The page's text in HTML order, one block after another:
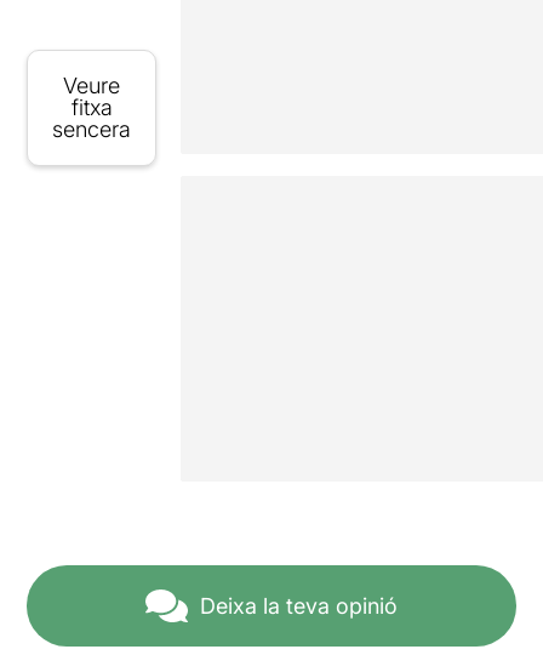
Veure
fitxa
sencera
Deixa la teva opinió